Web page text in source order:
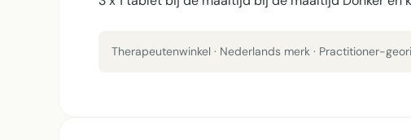
Therapeutenwinkel · Nederlands merk · Practitioner-